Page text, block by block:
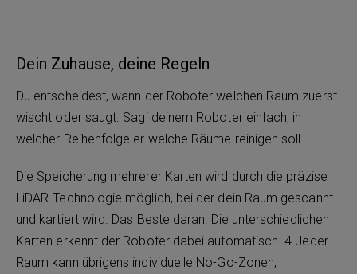
Dein Zuhause, deine Regeln
Du entscheidest, wann der Roboter welchen Raum zuerst
wischt oder saugt. Sag‘ deinem Roboter einfach, in
welcher Reihenfolge er welche Räume reinigen soll.
Die Speicherung mehrerer Karten wird durch die präzise
LiDAR-Technologie möglich, bei der dein Raum gescannt
und kartiert wird. Das Beste daran: Die unterschiedlichen
Karten erkennt der Roboter dabei automatisch. 4 Jeder
Raum kann übrigens individuelle No-Go-Zonen,